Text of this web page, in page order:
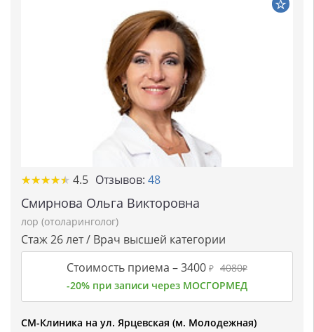
★★★★★
★★★★★ 4.5 Отзывов: 48
Смирнова Ольга Викторовна
лор (отоларинголог)
Стаж 26 лет / Врач высшей категории
Стоимость приема –3400 ₽ 4080₽
-20% при записи через МОСГОРМЕД
СМ-Клиника на ул. Ярцевская (м. Молодежная)